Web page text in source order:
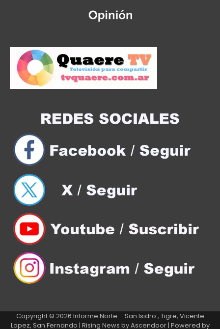
Copyright © 2026 Informe Norte – San Isidro , Tigre, Vicente
Lopez, San Fernando | Rising News byAscendoor| Powered by